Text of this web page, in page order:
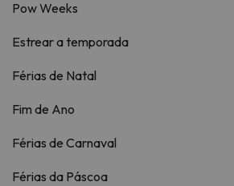
Pow Weeks
Estrear a temporada
Férias de Natal
Fim de Ano
Férias de Carnaval
Férias da Páscoa